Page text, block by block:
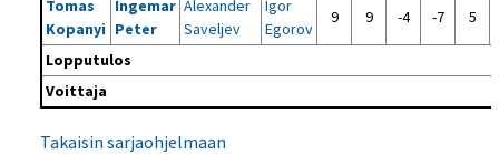
Tomas
Kopanyi
Ingemar
Peter
Alexander
Saveljev
Igor
Egorov
9 9 -4 -7 5
Lopputulos
Voittaja
Takaisin sarjaohjelmaan